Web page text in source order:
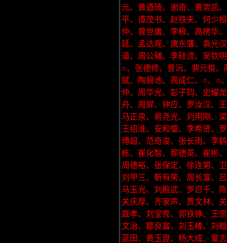
元、黄逎琦、谢奇、黄崇凯
平、谭茂书、赵铁夫、何少
仲、曾世庸、李稂、高楞华
廷、孟达观、唐东藩、袁光
道、周公辅、李砫流、吴钦
○、张德修、曾沅、裴元俊
斌、陶碧池、周成仁、○、○
仲、周华光、彭子钧、史耀
舟、周屏、钟应、罗汝汉、
马正泉、易尧光、刘用刚、
王绍淮、安和璧、李希贤、
傅超、范奇浚、张长雨、李
栋、崔化智、那德英、崔彬
周德裕、张保定、徐连第、
刘甲三、靳有荣、周长富、
马玉光、刘殿武、罗忍千、
关庆厚、齐家声、贾文林、
庭孝、刘宝亮、郭铁铮、王
文治、鄒良富、刘玉椿、刘
蓝田、黄玉崑、杨大成、童